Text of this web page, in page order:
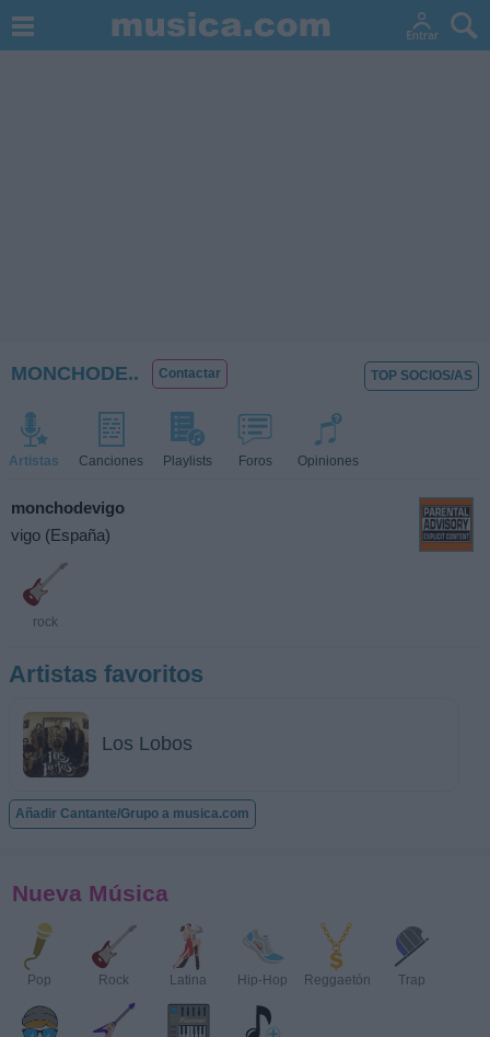
MONCHODE.. Contactar TOP SOCIOS/AS
Artistas Canciones Playlists Foros Opiniones
monchodevigo
vigo (España)
rock
Artistas favoritos
Los Lobos
Añadir Cantante/Grupo a musica.com
Nueva Música
Pop Rock Latina Hip-Hop Reggaetón Trap